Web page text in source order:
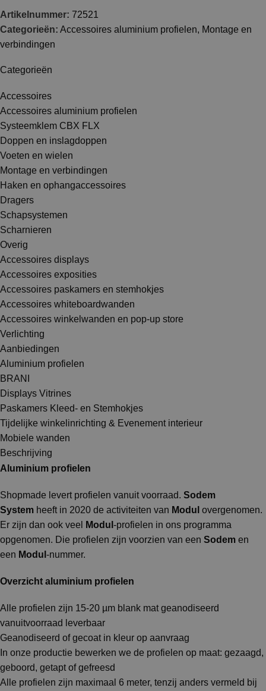
Categorieën
Accessoires
Accessoires aluminium profielen
Systeemklem CBX FLX
Doppen en inslagdoppen
Voeten en wielen
Montage en verbindingen
Haken en ophangaccessoires
Dragers
Schapsystemen
Scharnieren
Overig
Accessoires displays
Accessoires exposities
Accessoires paskamers en stemhokjes
Accessoires whiteboardwanden
Accessoires winkelwanden en pop-up store
Verlichting
Aanbiedingen
Aluminium profielen
BRANI
Displays Vitrines
Paskamers Kleed- en Stemhokjes
Tijdelijke winkelinrichting & Evenement interieur
Mobiele wanden
Artikelnummer: 72521
Categorieën: Accessoires aluminium profielen, Montage en
verbindingen
Beschrijving
Aluminium profielen
Shopmade levert profielen vanuit voorraad. Sodem
System heeft in 2020 de activiteiten van Modul overgenomen.
Er zijn dan ook veel
Modul -profielen in ons programma
opgenomen. Die profielen zijn voorzien van een Sodem en
een Modul -nummer.
Overzicht aluminium profielen
Alle profielen zijn 15-20 µm blank mat geanodiseerd
vanuitvoorraad leverbaar
Geanodiseerd of gecoat in kleur op aanvraag
In onze productie bewerken we de profielen op maat: gezaagd,
geboord, getapt of gefreesd
Alle profielen zijn maximaal 6 meter, tenzij anders vermeld bij